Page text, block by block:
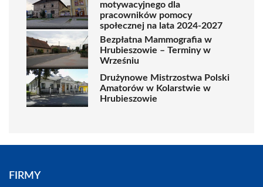
motywacyjnego dla
pracowników pomocy
społecznej na lata 2024-2027
Bezpłatna Mammografia w
Hrubieszowie – Terminy w
Wrześniu
Drużynowe Mistrzostwa Polski
Amatorów w Kolarstwie w
Hrubieszowie
FIRMY